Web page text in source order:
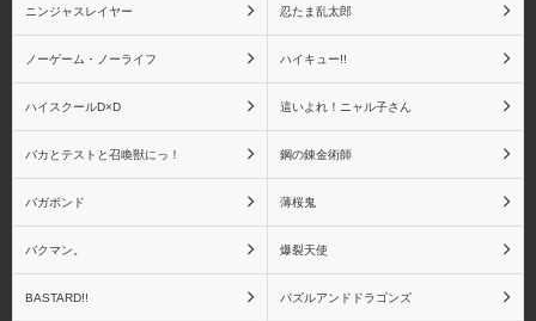
ニンジャスレイヤー 忍たま乱太郎
ノーゲーム・ノーライフ ハイキュー!!
ハイスクールD×D 這いよれ！ニャル子さん
バカとテストと召喚獣にっ！ 鋼の錬金術師
バガボンド 薄桜鬼
バクマン。 爆裂天使
BASTARD!! パズルアンドドラゴンズ